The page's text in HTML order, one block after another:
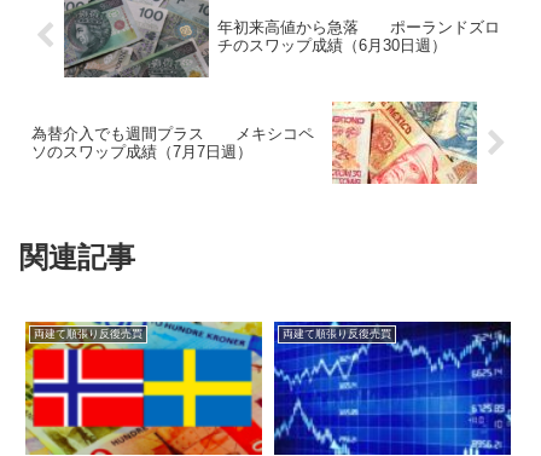
年初来高値から急落 ポーランドズロ
チのスワップ成績（6月30日週）
為替介入でも週間プラス メキシコペ
ソのスワップ成績（7月7日週）
関連記事
両建て順張り反復売買 両建て順張り反復売買